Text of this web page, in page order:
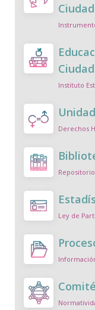
Instituto
Derechos
Ley de